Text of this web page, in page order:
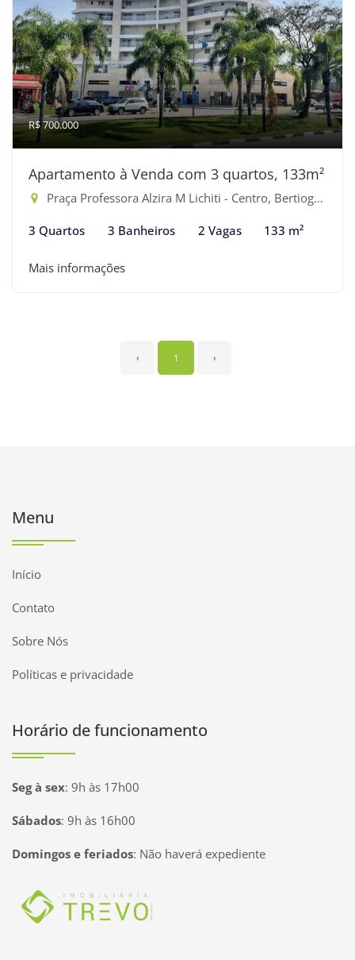
R$ 700.000
Apartamento à Venda com 3 quartos, 133m²
Praça Professora Alzira M Lichiti - Centro, Bertioga-SP
3 Quartos 3 Banheiros 2 Vagas 133 m²
Mais informações
‹ 1 ›
Menu
Início
Contato
Sobre Nós
Políticas e privacidade
Horário de funcionamento
Seg à sex: 9h às 17h00
Sábados: 9h às 16h00
Domingos e feriados: Não haverá expediente
Página inicial